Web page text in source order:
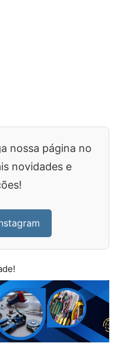
nossa página no
novidades e